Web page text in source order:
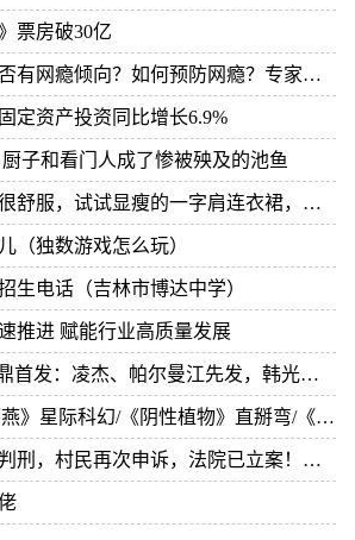
票房破30亿
网瘾倾向？如何预防网瘾？专家来支招
定资产投资同比增长6.9%
子和看门人成了惨被殃及的池鱼
，试试显瘦的一字肩连衣裙，优雅永不过时
（独数游戏怎么玩）
生电话（吉林市博达中学）
推进 赋能行业高质量发展
：凌杰、帕尔曼江先发，韩光徽、金泰延出战
幻/《阴性植物》直掰弯/《笨雪人》荤素均衡/《空窗期》
再次申诉，法院已立案！当地回应：将建一座便民桥